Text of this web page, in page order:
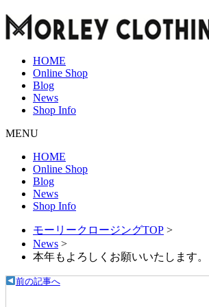
HOME
Online Shop
Blog
News
Shop Info
MENU
HOME
Online Shop
Blog
News
Shop Info
モーリークロージングTOP >
News >
本年もよろしくお願いいたします。
前の記事へ